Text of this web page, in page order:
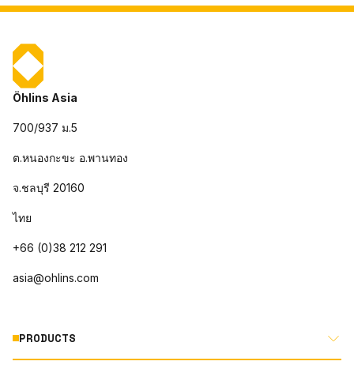
Öhlins Asia
700/937 ม.5
ต.หนองกะขะ อ.พานทอง
จ.ชลบุรี 20160
ไทย
+66 (0)38 212 291
asia@ohlins.com
PRODUCTS